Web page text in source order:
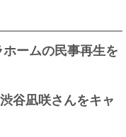
ームの民事再生を
谷凪咲さんをキャ